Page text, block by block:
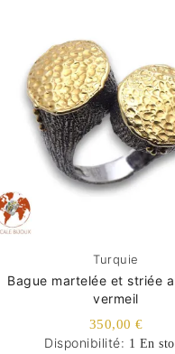
Turquie
Bague martelée et striée
vermeil
350,00 €
Disponibilité: 1 En